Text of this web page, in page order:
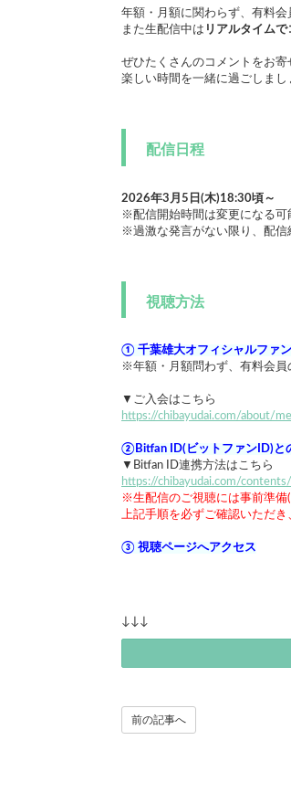
年額・月額に関わらず、有料会
また生配信中は リアルタイムで
ぜひたくさんのコメントをお寄
楽しい時間を一緒に過ごしまし
配信日程
2026年3月5日(木)18:30頃～
※配信開始時間は変更になる可
※過激な発言がない限り、配信
視聴方法
① 千葉雄大オフィシャルファ
※年額・月額問わず、有料会員
▼ご入会はこちら
https://chibayudai.com/about/
②Bitfan ID(ビットファンID)と
▼Bitfan ID連携方法はこちら
https://chibayudai.com/
※生配信のご視聴には事前準備
上記手順を必ずご確認いただき
③ 視聴ページへアクセス
↓↓↓
前の記事へ